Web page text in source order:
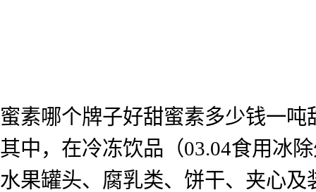
蜜素哪个牌子好甜蜜素多少钱一吨
其中，在冷冻饮品（03.04食用冰
水果罐头、腐乳类、饼干、夹心